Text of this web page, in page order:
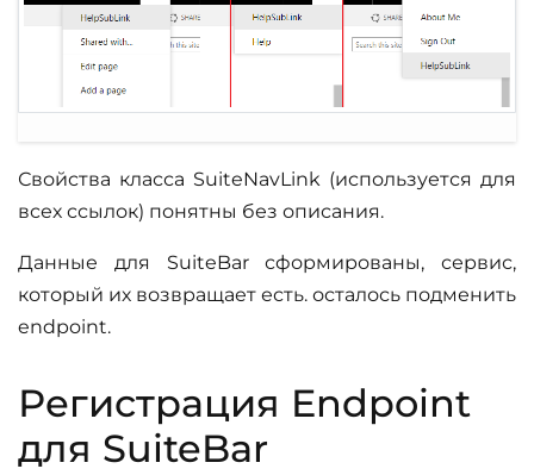
Свойства класса SuiteNavLink (используется для
всех ссылок) понятны без описания.
Данные для SuiteBar сформированы, сервис,
который их возвращает есть. осталось подменить
endpoint.
Регистрация Endpoint
для SuiteBar